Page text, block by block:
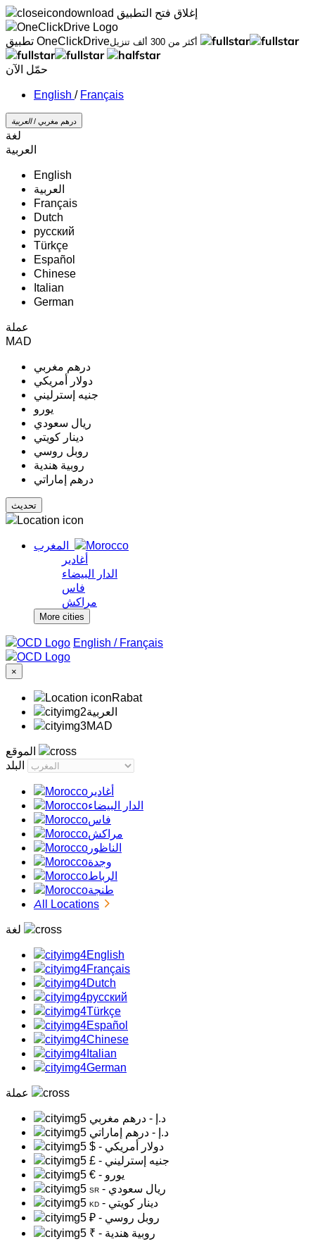
إغلاق فتح التطبيق
تطبيق OneClickDrive
أكثر من 300 ألف تنزيل
حمّل الآن
/ Français
درهم مغربي /‏العربية‏
لغة
‏العربية‏
English
‏العربية‏
Français
Dutch
русский
Türkçe
Español
Chinese
Italian
German
عملة
MAD
درهم مغربي
دولار أمريكي
جنيه إسترليني
يورو
ريال سعودي
دينار كويتي
روبل روسي
روبية هندية
درهم إماراتي
المغرب
أغادير
الدار البيضاء
فاس
مراكش
More cities
/ Français
×
Rabat
‏العربية‏
MAD
أغادير
الدار البيضاء
فاس
مراكش
الناظور
وجدة
الرباط
طنجة
All Locations
English
Français
Dutch
русский
Türkçe
Español
Chinese
Italian
German
د.إ - درهم مغربي
د.إ - درهم إماراتي
$
- دولار أمريكي
£
- جنيه إسترليني
€
- يورو
SR - ريال سعودي
KD
- دينار كويتي
₽
- روبل روسي
₹
- روبية هندية